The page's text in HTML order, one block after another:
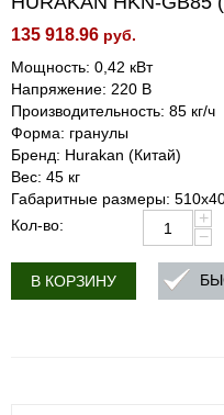
135 918.96 руб.
Мощность: 0,42 кВт
Напряжение: 220 В
Производительность: 85 кг/ч
Форма: гранулы
Бренд: Hurakan (Китай)
Вес: 45 кг
Габаритные размеры:
Кол-во:
+
−
В КОРЗИНУ